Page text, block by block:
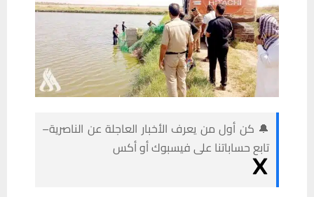
🔔 كن أول من يعرف الأخبار العاجلة عن الناصرية–
تابع حساباتنا على فيسبوك أو أكس